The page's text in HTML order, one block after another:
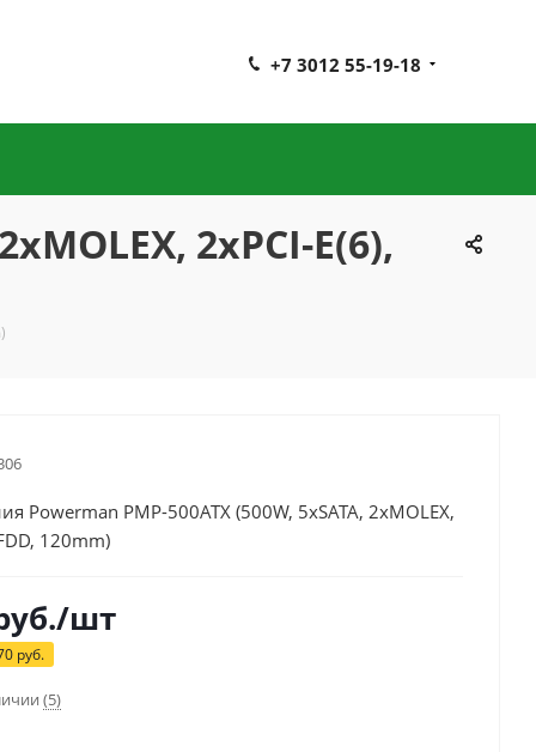
+7 3012 55-19-18
2xPCI-E(6),
Powerman PMP-500ATX (500W, 5xSATA, 2xMOLEX,
120mm)
/шт
руб.
(5)